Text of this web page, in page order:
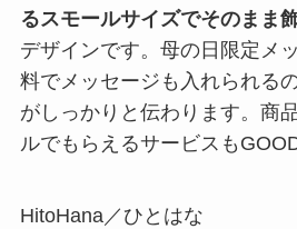
るスモールサイズでそのまま
デザインです。母の日限定メ
料でメッセージも入れられる
がしっかりと伝わります。商
ルでもらえるサービスもGOOD
HitoHana／ひとはな